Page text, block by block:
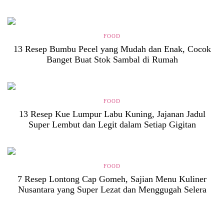
FOOD
13 Resep Bumbu Pecel yang Mudah dan Enak, Cocok
Banget Buat Stok Sambal di Rumah
FOOD
13 Resep Kue Lumpur Labu Kuning, Jajanan Jadul
Super Lembut dan Legit dalam Setiap Gigitan
FOOD
7 Resep Lontong Cap Gomeh, Sajian Menu Kuliner
Nusantara yang Super Lezat dan Menggugah Selera